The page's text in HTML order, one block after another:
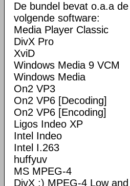
De bundel bevat o.a.a de
volgende software:
Media Player Classic
DivX Pro
XviD
Windows Media 9 VCM
Windows Media
On2 VP3
On2 VP6 [Decoding]
On2 VP6 [Encoding]
Ligos Indeo XP
Intel Indeo
Intel I.263
huffyuv
MS MPEG-4
DivX ;) MPEG-4 Low